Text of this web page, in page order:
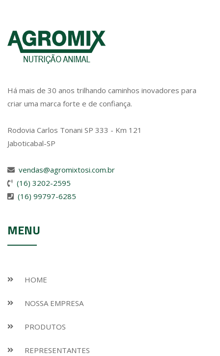
Há mais de 30 anos trilhando caminhos inovadores para
criar uma marca forte e de confiança.
Rodovia Carlos Tonani SP 333 - Km 121
Jaboticabal-SP
vendas@agromixtosi.com.br
(16) 3202-2595
(16) 99797-6285
MENU
HOME
NOSSA EMPRESA
PRODUTOS
REPRESENTANTES